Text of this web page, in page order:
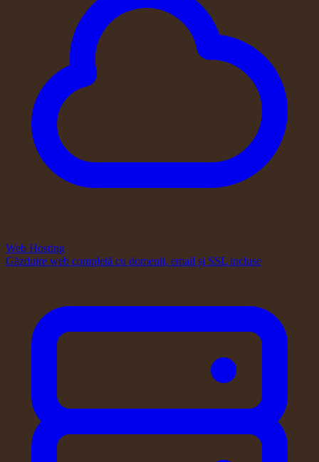
Web Hosting
Găzduire web completă cu domenii, email și SSL incluse